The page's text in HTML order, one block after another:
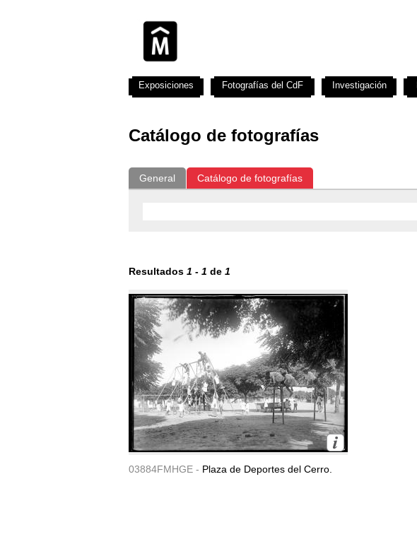
Catálogo de fotografías
General Catálogo de fotografías
Resultados 1 - 1 de 1
03884FMHGE - Plaza de Deportes del Cerro.
Exposiciones Fotografías del CdF Investigación